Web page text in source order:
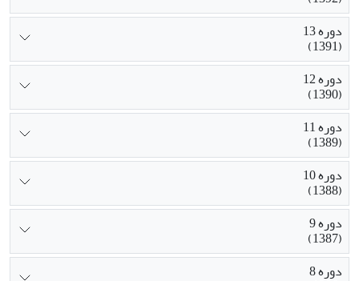
دوره 13
(1391)
دوره 12
(1390)
دوره 11
(1389)
دوره 10
(1388)
دوره 9
(1387)
دوره 8